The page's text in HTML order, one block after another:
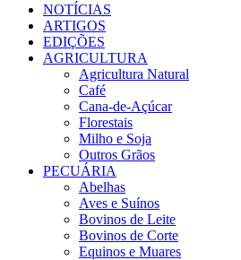
NOTÍCIAS
ARTIGOS
EDIÇÕES
AGRICULTURA
Agricultura Natural
Café
Cana-de-Açúcar
Florestais
Milho e Soja
Outros Grãos
PECUÁRIA
Abelhas
Aves e Suínos
Bovinos de Leite
Bovinos de Corte
Equinos e Muares